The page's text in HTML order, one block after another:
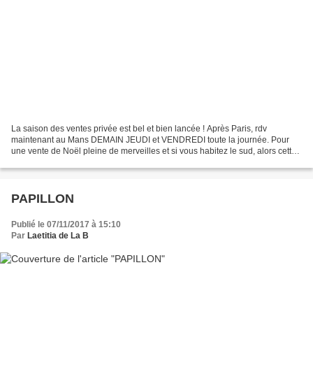
La saison des ventes privée est bel et bien lancée ! Après Paris, rdv
maintenant au Mans DEMAIN JEUDI et VENDREDI toute la journée. Pour
une vente de Noël pleine de merveilles et si vous habitez le sud, alors cette
PAPILLON
Publié le 07/11/2017 à 15:10
Par Laetitia de La B